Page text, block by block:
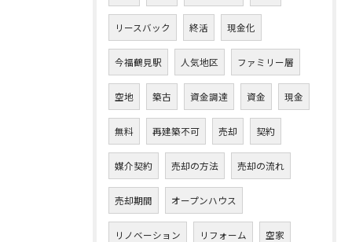
リースバック 終活 現金化
今福鶴見駅 人気地区 ファミリー層
空地 築古 資金調達 資金 現金
無料 再建築不可 売却 契約
媒介契約 売却の方法 売却の流れ
売却期間 オープンハウス
リノベーション リフォーム 空家